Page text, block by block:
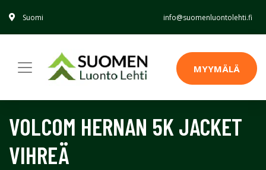
Suomi info@suomenluontolehti.fi
MYYMÄLÄ
VOLCOM HERNAN 5K JACKET
VIHREÄ